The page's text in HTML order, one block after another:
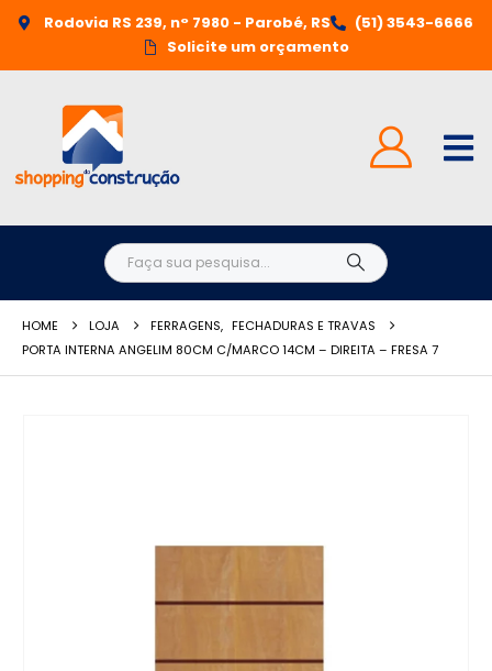
Rodovia RS 239, n° 7980 - Parobé, RS
(51) 3543-6666
Solicite um orçamento
HOME LOJA FERRAGENS, FECHADURAS E TRAVAS
PORTA INTERNA ANGELIM 80CM C/MARCO 14CM – DIREITA – FRESA 7